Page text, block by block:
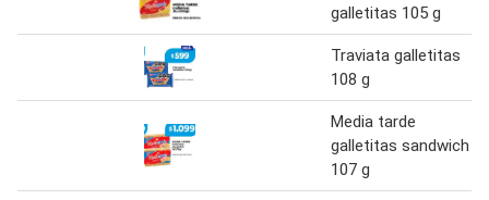
galletitas 105 g
Traviata galletitas
108 g
Media tarde
galletitas sandwich
107 g